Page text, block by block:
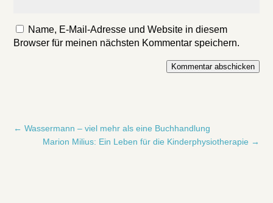
Name, E-Mail-Adresse und Website in diesem
Browser für meinen nächsten Kommentar speichern.
Kommentar abschicken
←Wassermann – viel mehr als eine Buchhandlung
Marion Milius: Ein Leben für die Kinderphysiotherapie →